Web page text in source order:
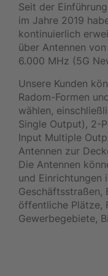
Seit der
im Jahre 2019
kontinuierlich
über Antennen
6.000 MHz (5G
Unsere Kunden
Radom-Formen
wählen,
Single Output), 2-
Input Multiple
Antennen zur
Die Antennen
und Einrichtungen
Geschäftsstraßen,
öffentliche Plätze,
Gewerbegebiete,